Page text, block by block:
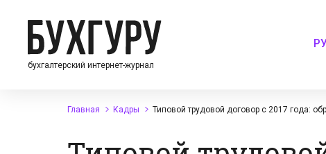
бухгалтерский интернет-журнал
Главная Кадры Типовой трудовой договор с 2017 года: